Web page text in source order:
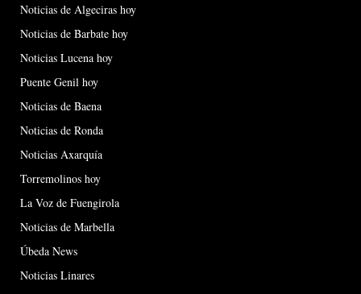
Noticias de Algeciras hoy
Noticias de Barbate hoy
Noticias Lucena hoy
Puente Genil hoy
Noticias de Baena
Noticias de Ronda
Noticias Axarquía
Torremolinos hoy
La Voz de Fuengirola
Noticias de Marbella
Úbeda News
Noticias Linares